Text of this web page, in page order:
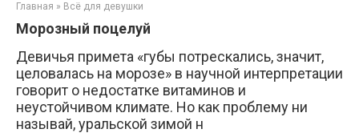
Главная » Всё для девушки
Морозный поцелуй
Девичья примета «губы потрескались, значит,
целовалась на морозе» в научной интерпретации
говорит о недостатке витаминов и
неустойчивом климате. Но как проблему ни
называй, уральской зимой н